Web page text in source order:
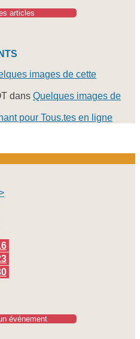
articles
images de cette
dans Quelques images de
pour Tous.tes en ligne
événement